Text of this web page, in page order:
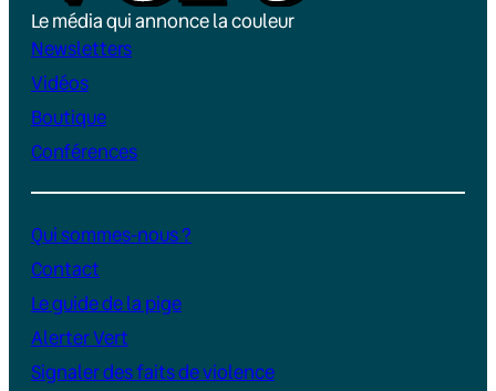
Le média qui annonce la couleur
Newsletters
Vidéos
Boutique
Conférences
Qui sommes-nous ?
Contact
Le guide de la pige
Alerter Vert
Signaler des faits de violence